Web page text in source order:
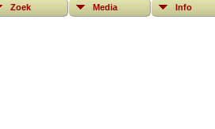
Zoek Media Info